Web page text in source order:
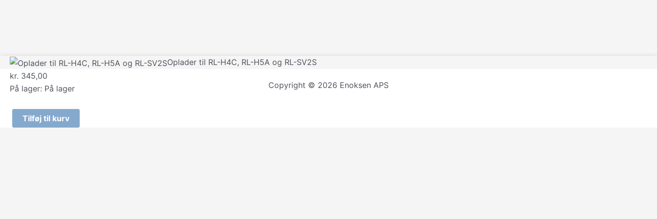
Copyright © 2026 Enoksen APS
Oplader til RL-H4C, RL-H5A og RL-SV2S
kr. 345,00
På lager: På lager
Oplader
Tilføj til kurv